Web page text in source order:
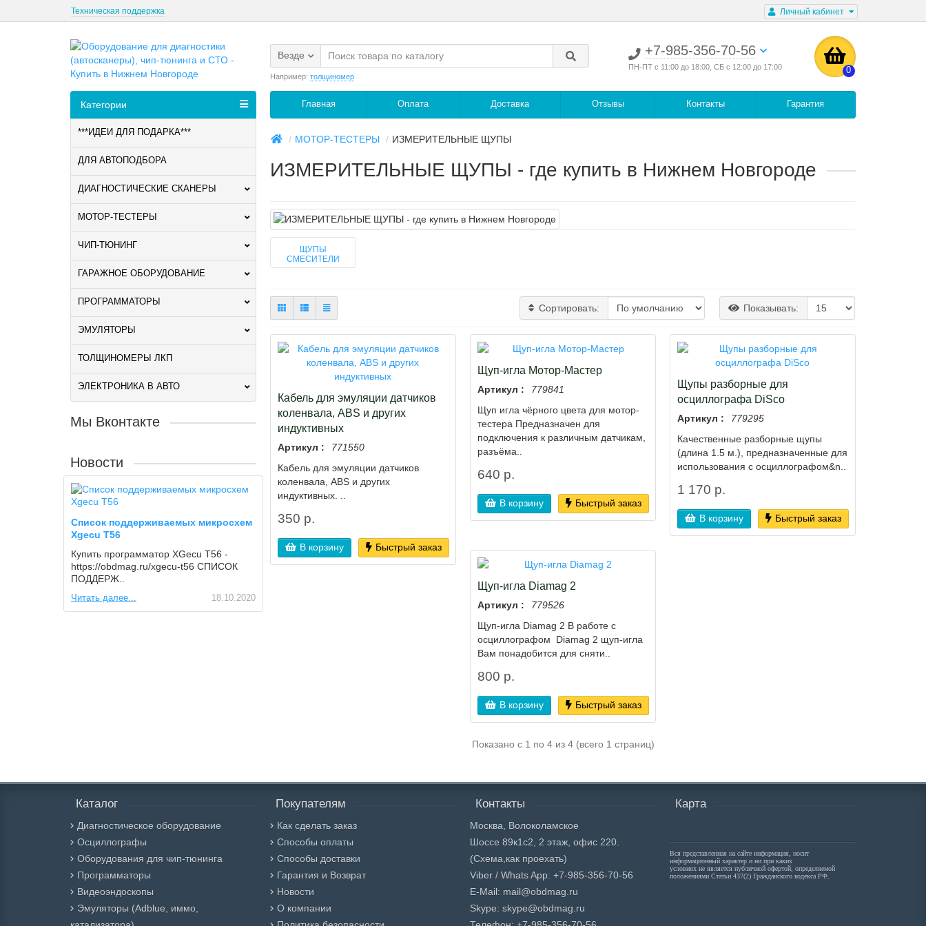
Личный кабинет
Техническая поддержка
+7-985-356-70-56
ПН-ПТ с 11:00 до 18:00, СБ с 12:00 до 17:00 0
Везде
Например: толщиномер
Главная Оплата Доставка Отзывы Контакты Гарантия
Категории
***ИДЕИ ДЛЯ ПОДАРКА***
ДЛЯ АВТОПОДБОРА
ДИАГНОСТИЧЕСКИЕ СКАНЕРЫ
МОТОР-ТЕСТЕРЫ
ЧИП-ТЮНИНГ
ГАРАЖНОЕ ОБОРУДОВАНИЕ
ПРОГРАММАТОРЫ
ЭМУЛЯТОРЫ
ТОЛЩИНОМЕРЫ ЛКП
ЭЛЕКТРОНИКА В АВТО
МОТОР-ТЕСТЕРЫ ИЗМЕРИТЕЛЬНЫЕ ЩУПЫ
Мы Вконтакте
Новости
Список поддерживаемых микросхем
Xgecu T56
Купить программатор XGecu T56 -
https://obdmag.ru/xgecu-t56 СПИСОК
ПОДДЕРЖ..
Читать далее... 18.10.2020
ИЗМЕРИТЕЛЬНЫЕ ЩУПЫ - где купить в Нижнем Новгороде
ЩУПЫ
СМЕСИТЕЛИ
Сортировать: Показывать:
Кабель для эмуляции датчиков
коленвала, ABS и других
индуктивных
Артикул :
771550
Кабель для эмуляции датчиков
коленвала, ABS и других
индуктивных. ..
350 р.
В корзину Быстрый заказ
Щуп-игла Мотор-Мастер
Артикул :
779841
Щуп игла чёрного цвета для мотор-
тестера Предназначен для
подключения к различным датчикам,
разъёма..
640 р.
В корзину Быстрый заказ
Щупы разборные для
осциллографа DiSco
Артикул :
779295
Качественные разборные щупы
(длина 1.5 м.), предназначенные для
использования с осциллографом&n..
1 170 р.
В корзину Быстрый заказ
Щуп-игла Diamag 2
Артикул :
779526
Щуп-игла Diamag 2 В работе с
осциллографом Diamag 2 щуп-игла
Вам понадобится для сняти..
800 р.
В корзину Быстрый заказ
Показано с 1 по 4 из 4 (всего 1 страниц)
Каталог
Диагностическое оборудование
Осциллографы
Оборудования для чип-тюнинга
Программаторы
Видеоэндоскопы
Эмуляторы (Adblue, иммо,
Покупателям
Как сделать заказ
Способы оплаты
Способы доставки
Гарантия и Возврат
Новости
О компании
Контакты
Москва, Волоколамское
Шоссе 89к1с2, 2 этаж, офис 220.
(Схема, как проехать)
Viber / Whats App: +7-985-356-70-56
E-Mail: mail@obdmag.ru
Skype: skype@obdmag.ru
Карта
Вся представленная на сайте информация, носит
информационный характер и ни при каких
условиях не является публичной офертой, определяемой
положениями Статьи 437(2) Гражданского кодекса РФ.